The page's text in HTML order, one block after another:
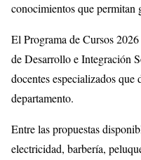
conocimientos que permitan
El Programa de Cursos
de Desarrollo e Integración
docentes especializados que
departamento.
Entre las propuestas
electricidad, barbería,